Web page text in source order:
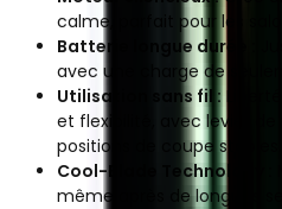
calme, parfait pour les
Batterie longue durée :
avec une charge de
Utilisation sans fil :
et flexibilité, avec levier
positions de coupe stables.
Cool-Blade Technology :
même après de longues